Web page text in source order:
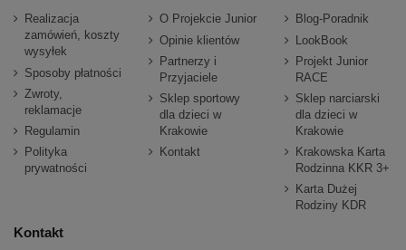
Realizacja
zamówień, koszty
wysyłek
Sposoby płatności
Zwroty,
reklamacje
Regulamin
Polityka
prywatności
O Projekcie Junior
Opinie klientów
Partnerzy i
Przyjaciele
Sklep sportowy
dla dzieci w
Krakowie
Kontakt
Blog-Poradnik
LookBook
Projekt Junior
RACE
Sklep narciarski
dla dzieci w
Krakowie
Krakowska Karta
Rodzinna KKR 3+
Karta Dużej
Rodziny KDR
Kontakt